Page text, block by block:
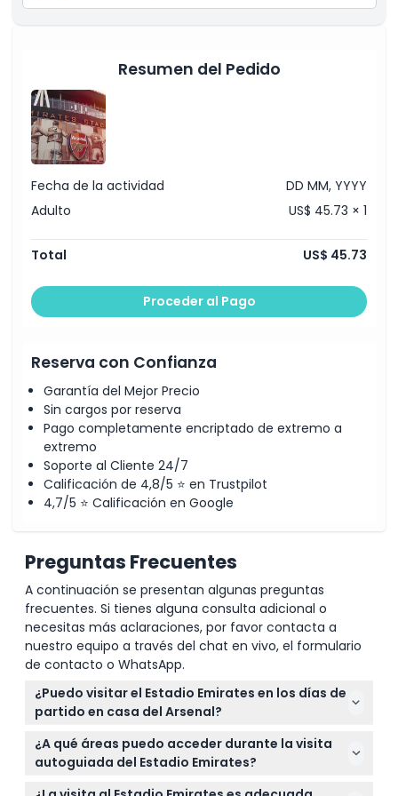
Horario de Apertura
Cosas a Saber
Ubicación
Política de Cancelación
Resumen del Pedido
Fecha de la actividad
DD MM, YYYY
Adulto
US$ 45.73 × 1
Total US$ 45.73
Proceder al Pago
Reserva con Confianza
Garantía del Mejor Precio
Sin cargos por reserva
Pago completamente encriptado de extremo a
extremo
Soporte al Cliente 24/7
Calificación de 4,8/5 ⭐ en Trustpilot
4,7/5 ⭐ Calificación en Google
Preguntas Frecuentes
A continuación se presentan algunas preguntas
frecuentes. Si tienes alguna consulta adicional o
necesitas más aclaraciones, por favor contacta a
nuestro equipo a través del chat en vivo, el formulario
de contacto o WhatsApp.
¿Puedo visitar el Estadio Emirates en los días de
partido en casa del Arsenal?
No, la visita autoguiada del Estadio Emirates está
cerrada en los días de partido en casa del Arsenal,
así que planifique su visita en consecuencia.
¿A qué áreas puedo acceder durante la visita
autoguiada del Estadio Emirates?
Puede explorar el Palco de Directores, los vestuarios